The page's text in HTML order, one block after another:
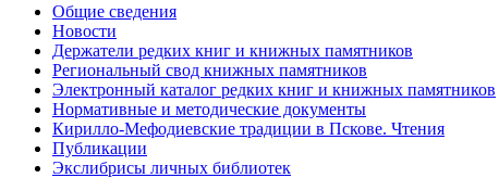
Общие сведения
Новости
Держатели редких книг и книжных памятников
Региональный свод книжных памятников
Электронный каталог редких книг и книжных памятников
Нормативные и методические документы
Кирилло-Мефодиевские традиции в Пскове. Чтения
Публикации
Экслибрисы личных библиотек